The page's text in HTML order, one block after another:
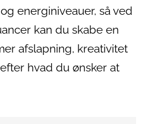
energiniveauer, så ved
kan du skabe en
afslapning, kreativitet
hvad du ønsker at